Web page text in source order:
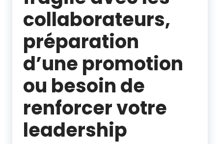
collaborateurs,
préparation
d’une promotion
ou besoin de
renforcer votre
leadership